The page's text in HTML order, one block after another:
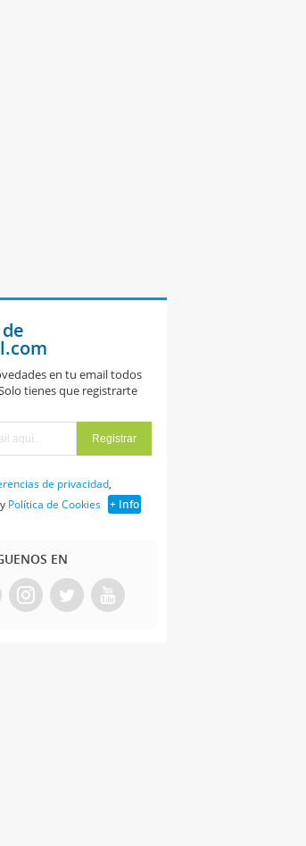
en tu email todos
tienes que registrarte
de privacidad,
Política de Cookies + Info
EN